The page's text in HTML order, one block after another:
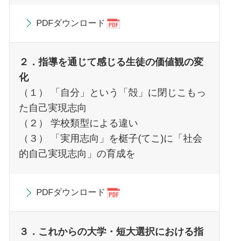
PDFダウンロード
２．指導を通じて感じる生徒の価値観の変
化
（１） 「自分」という「殻」に閉じこもっ
た自己実現志向
（２） 学校類型による違い
（３） 「実用志向」を梃子(てこ)に「社会
的自己実現志向」の育成を
PDFダウンロード
３．これからの大学・短大選択における指